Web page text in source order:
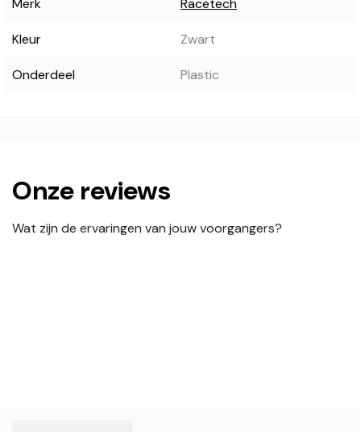
Merk Racetech
Kleur Zwart
Onderdeel Plastic
Onze reviews
Wat zijn de ervaringen van jouw voorgangers?